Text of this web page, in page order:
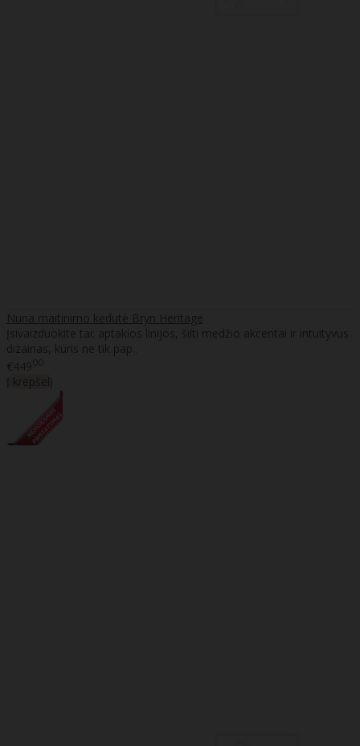
Nuna maitinimo kėdutė Bryn Heritage
Įsivaizduokite tai: aptakios linijos, šilti medžio akcentai ir intuityvus
dizainas, kuris ne tik pap..
€44900